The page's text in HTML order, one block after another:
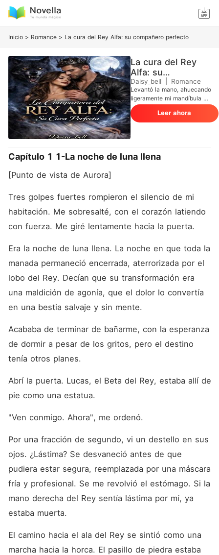
Inicio > Romance > La cura del Rey Alfa: su compañero perfecto
La cura del Rey
Alfa: su
compañero
perfecto
Daisy_bell Romance
Levantó la mano, ahuecando
ligeramente mi mandíbula y
levantando los dedos. Así
que nuestros ojos se
encontraron. Cerré los míos
instintivamente. Mi
costillas con cada
la comprensión me
océano se encontraron con
los suyos dorados. Su
aliento me acarició el rostro,
una fuerza que no podía
dieciocho años cuando
finalmente acepté la verdad:
que estaba destinado a estar
solo. El día en que la
sin lobo. Y fui rechazado por
del despertar del lobo se
suponía que lo cambiaría
todo. Era el día en que el
elige a mi hermana antes
nombre pronunciado con
lo libró del sufrimiento. Cada
luna llena le quitaba un poco
más de control, trayendo un
dolor y una agonía que solo
podía arrebatar. Y cuando
finalmente la encontró,
nunca más la perdió de
Leer ahora
Capítulo 1 1-La noche de luna llena
[Punto de vista de Aurora]
Tres golpes fuertes rompieron el silencio de mi
habitación. Me sobresalté, con el corazón latiendo
con fuerza. Me giré lentamente hacia la puerta.
Era la noche de luna llena. La noche en que toda la
manada permaneció encerrada, aterrorizada por el
lobo del Rey. Decían que su transformación era
una maldición de agonía, que el dolor lo convertía
en una bestia salvaje y sin mente.
Acababa de terminar de bañarme, con la esperanza
de dormir a pesar de los gritos, pero el destino
tenía otros planes.
Abrí la puerta. Lucas, el Beta del Rey, estaba allí de
pie como una estatua.
"Ven conmigo. Ahora", me ordenó.
Por una fracción de segundo, vi un destello en sus
ojos. ¿Lástima? Se desvaneció antes de que
pudiera estar segura, reemplazada por una máscara
fría y profesional. Se me revolvió el estómago. Si la
mano derecha del Rey sentía lástima por mí, ya
estaba muerta.
El camino hacia el ala del Rey se sintió como una
marcha hacia la horca. El pasillo de piedra estaba